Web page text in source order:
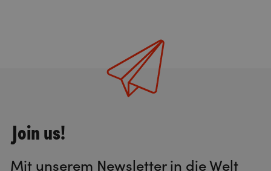
Join us!
Mit unserem Newsletter in die Welt